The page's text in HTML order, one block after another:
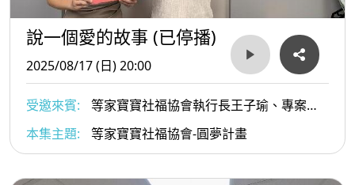
說一個愛的故事 (已停播)
2025/08/17 (日) 20:00
受邀來賓:
等家寶寶社福協會執行長王子瑜、專案經
理許昕紘
本集主題: 等家寶寶社福協會-圓夢計畫